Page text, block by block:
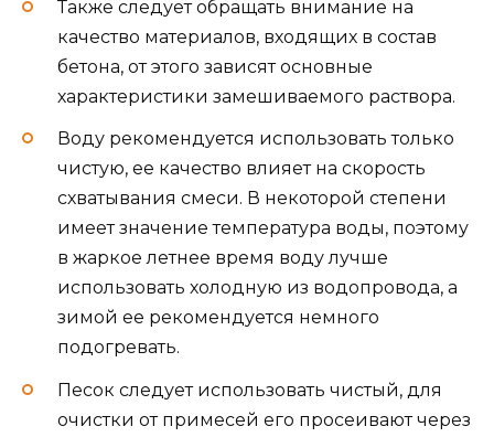
Также следует обращать внимание на
качество материалов, входящих в состав
бетона, от этого зависят основные
характеристики замешиваемого раствора.
Воду рекомендуется использовать только
чистую, ее качество влияет на скорость
схватывания смеси. В некоторой степени
имеет значение температура воды, поэтому
в жаркое летнее время воду лучше
использовать холодную из водопровода, а
зимой ее рекомендуется немного
подогревать.
Песок следует использовать чистый, для
очистки от примесей его просеивают через